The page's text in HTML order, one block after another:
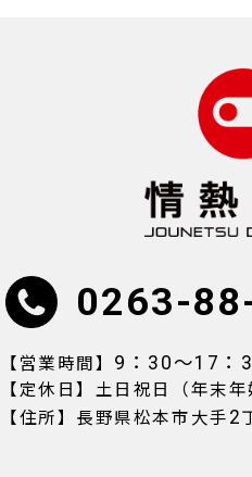
0263-
【営業時間】 9：30〜17：
【定休日】土日祝日（年末年
【住所】長野県松本市大手 2